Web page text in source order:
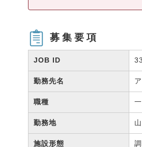
募集要項
JOB ID
勤務先名
職種
勤務地
施設形態